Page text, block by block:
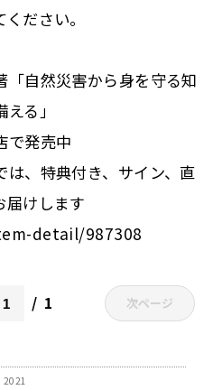
ださい。
自然災害から身を守る知
る」
で発売中
は、特典付き、サイン、直
届けします
detail/987308
1 次ページ
2021